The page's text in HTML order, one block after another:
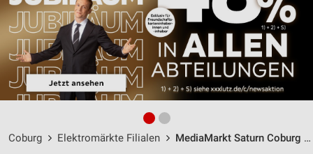
Coburg Elektromärkte Filialen MediaMarkt Saturn Coburg / Niorter Str. 20 - Öffnungszeiten & Adresse